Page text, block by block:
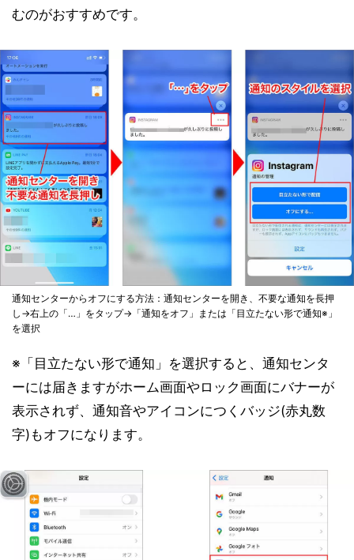
むのがおすすめです。
通知センターからオフにする方法：通知センターを開き、不要な通知を長押
し→右上の「…」をタップ→「通知をオフ」または「目立たない形で通知※」
を選択
※「目立たない形で通知」を選択すると、通知センタ
ーには届きますがホーム画面やロック画面にバナーが
表示されず、通知音やアイコンにつくバッジ(赤丸数
字)もオフになります。